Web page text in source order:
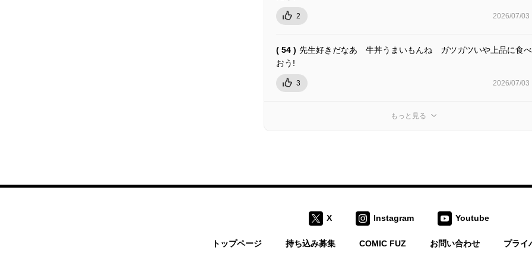
2 2026/07/03
( 54 ) 先生好きだなあ 牛丼うまいもんね ガツガツいや上品に食
おう!
3 2026/07/03
もっと見る
X Instagram Youtube
トップページ 持ち込み募集 COMIC FUZ お問い合わせ プライ